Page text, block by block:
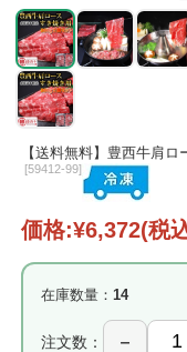
【送料無料】豊西牛肩
[59412-99]
価格:¥6,372(税
在庫数量： 14
注文数：